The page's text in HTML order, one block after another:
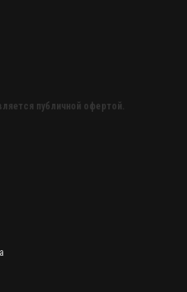
публичной офертой.